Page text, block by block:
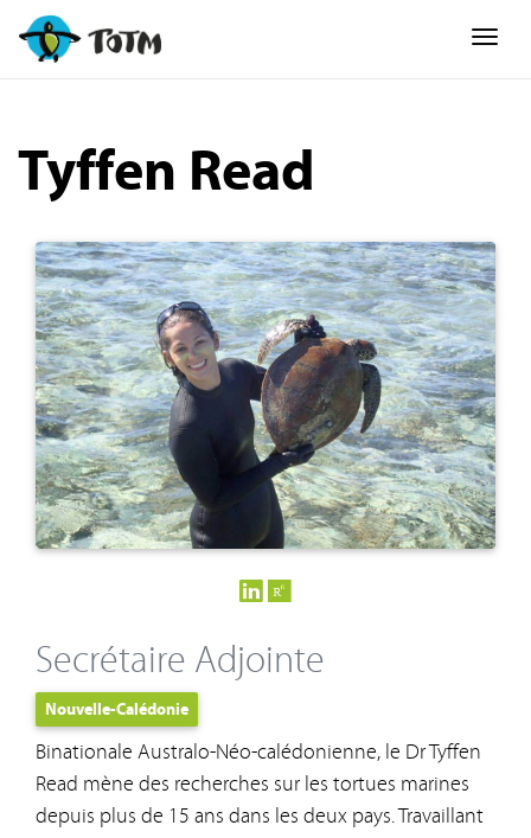
Tyffen Read
Secrétaire Adjointe
Nouvelle-Calédonie
Binationale Australo-Néo-calédonienne, le Dr Tyffen
Read mène des recherches sur les tortues marines
depuis plus de 15 ans dans les deux pays. Travaillant